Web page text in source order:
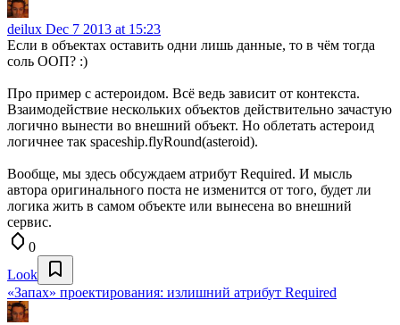
deilux Dec 7 2013 at 15:23
Если в объектах оставить одни лишь данные, то в чём тогда
соль ООП? :)
Про пример с астероидом. Всё ведь зависит от контекста.
Взаимодействие нескольких объектов действительно зачастую
логично вынести во внешний объект. Но облетать астероид
логичнее так spaceship.flyRound(asteroid).
Вообще, мы здесь обсуждаем атрибут Required. И мысль
автора оригинального поста не изменится от того, будет ли
логика жить в самом объекте или вынесена во внешний
сервис.
0
Look
«Запах» проектирования: излишний атрибут Required